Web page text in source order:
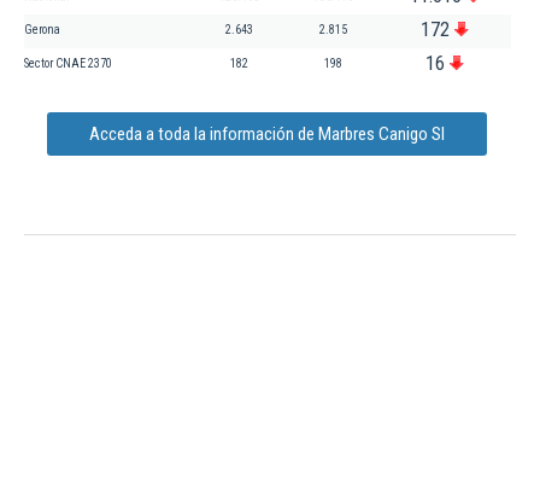
Gerona 2.643 2.815 172
Sector CNAE 2370 182 198 16
Acceda a toda la información de Marbres Canigo Sl